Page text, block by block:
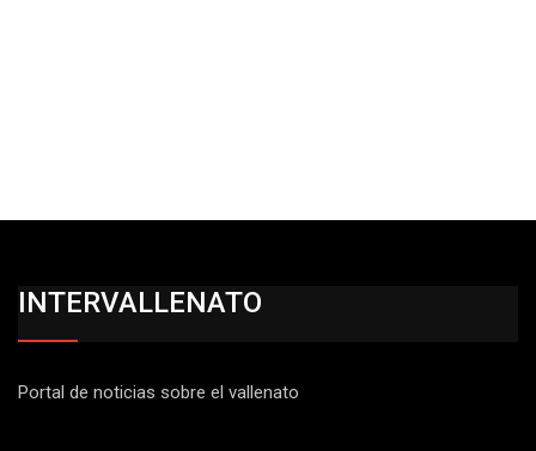
INTERVALLENATO
Portal de noticias sobre el vallenato